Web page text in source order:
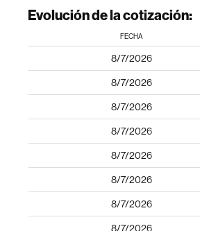
Evolución de la cotización:
FECHA
8/7/2026
8/7/2026
8/7/2026
8/7/2026
8/7/2026
8/7/2026
8/7/2026
8/7/2026